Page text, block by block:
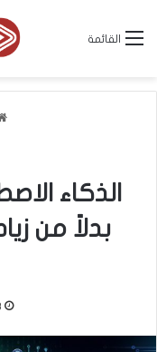
القائمة
الذكاء
بدلاً من